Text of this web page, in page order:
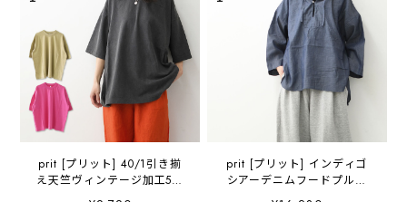
prit [プリット] 40/1引き揃
え天竺ヴィンテージ加工5分
袖クルーネックワイドTシャ
prit [プリット] インディゴ
シアーデニムフードプルオ
ーバーシャツ [P82614] イ